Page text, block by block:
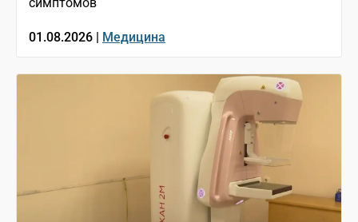
01.08.2026 | Медицина